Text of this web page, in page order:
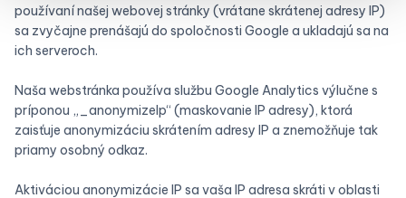
používaní našej webovej stránky (vrátane skrátenej adresy IP)
sa zvyčajne prenášajú do spoločnosti Google a ukladajú sa na
ich serveroch.
Naša webstránka používa službu Google Analytics výlučne s
príponou „_anonymizeIp“ (maskovanie IP adresy), ktorá
zaisťuje anonymizáciu skrátením adresy IP a znemožňuje tak
priamy osobný odkaz.
Aktiváciou anonymizácie IP sa vaša IP adresa skráti v oblasti